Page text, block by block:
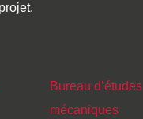
Bureau d’études
mécaniques